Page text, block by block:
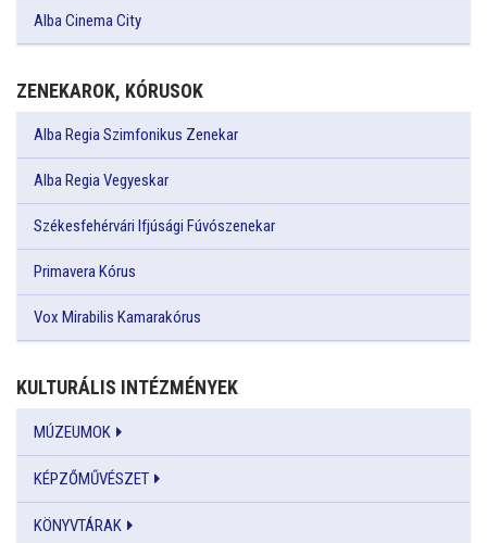
Alba Cinema City
ZENEKAROK, KÓRUSOK
Alba Regia Szimfonikus Zenekar
Alba Regia Vegyeskar
Székesfehérvári Ifjúsági Fúvószenekar
Primavera Kórus
Vox Mirabilis Kamarakórus
KULTURÁLIS INTÉZMÉNYEK
MÚZEUMOK
KÉPZŐMŰVÉSZET
KÖNYVTÁRAK